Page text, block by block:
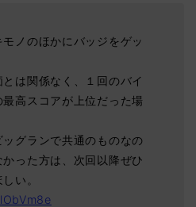
ノのほかにバッジをゲッ
は関係なく、１回のバイ
最高スコアが上位だった場
グランで共通のものなの
った方は、次回以降ぜひ
い。